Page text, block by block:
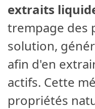
extraits
trempage des
solution,
afin d'en
actifs. Cette
propriétés